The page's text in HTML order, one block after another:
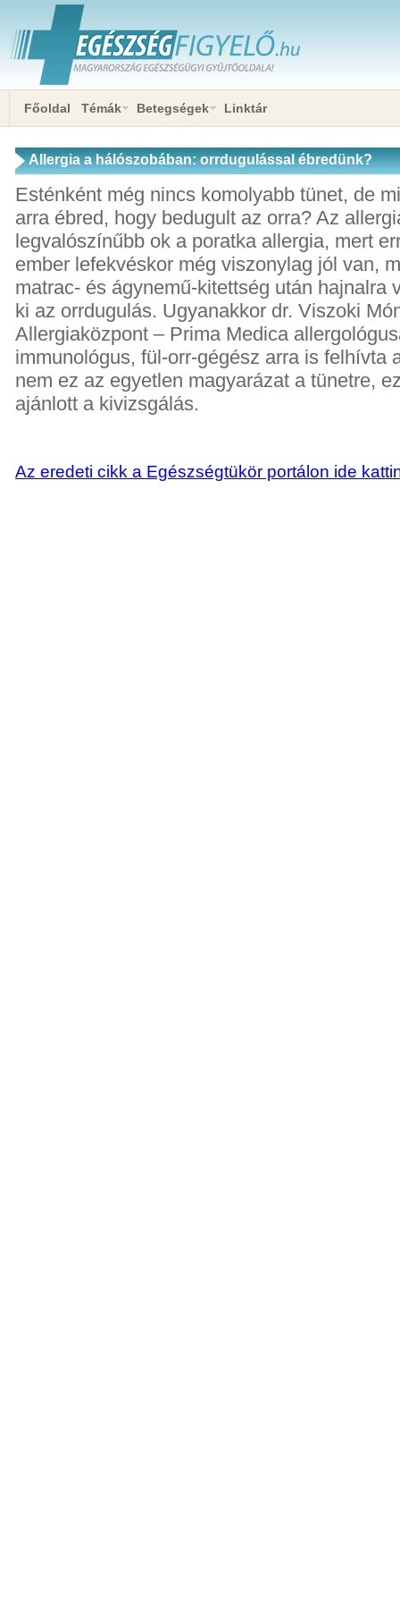
Főoldal Témák Betegségek Linktár
Allergia a hálószobában: orrdugulással ébredünk?
Esténként még nincs komolyabb tünet, de
arra ébred, hogy bedugult az orra? Az
legvalószínűbb ok a poratka allergia, mert
ember lefekvéskor még viszonylag jól van,
matrac- és ágynemű-kitettség után hajnalra
ki az orrdugulás. Ugyanakkor dr. Viszoki
Allergiaközpont – Prima Medica
immunológus, fül-orr-gégész arra is felhívta
nem ez az egyetlen magyarázat a tünetre,
ajánlott a kivizsgálás.
Az eredeti cikk a Egészségtükör portálon ide